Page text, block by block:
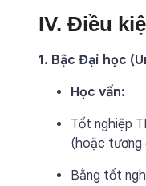
IV. Điều
1. Bậc Đại học
Học vấn:
Tốt nghiệp
(hoặc tương
Bằng tốt